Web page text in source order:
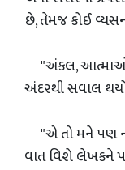
છે, તેમજ કોઈ
"અંકલ, આત્માઓ
અંદરથી સવાલ
"એ તો મને પણ
વાત વિશે લેખકને